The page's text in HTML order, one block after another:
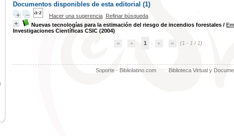
Documentos disponibles de esta editorial (1)
Hacer una sugerencia Refinar búsqueda
Nuevas tecnologías para la estimación del riesgo de incendios forestales /
Investigaciones Científicas CSIC (2004)
1 (1 - 1 / 1)
Soporte - Bibliolatino.com Biblioteca Virtual y